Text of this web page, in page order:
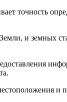
точность
Земли, и земных
и